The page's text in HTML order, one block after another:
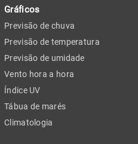
Gráficos
Previsão de chuva
Previsão de temperatura
Previsão de umidade
Vento hora a hora
Índice UV
Tábua de marés
Climatologia